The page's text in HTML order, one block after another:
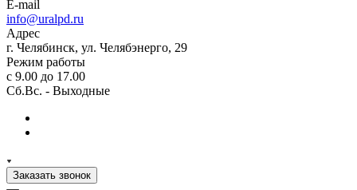
E-mail
info@uralpd.ru
Адрес
г. Челябинск, ул. Челябэнерго, 29
Режим работы
с 9.00 до 17.00
Сб.Вс. - Выходные
Заказать звонок